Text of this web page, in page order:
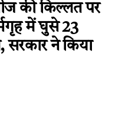
की किल्लत पर
में घुसे 23
सरकार ने किया